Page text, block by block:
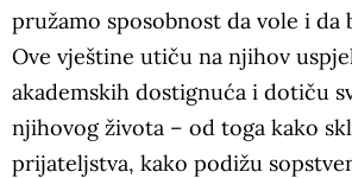
pružamo sposobnost da vole i da
Ove vještine utiču na njihov
akademskih dostignuća i dotiču
njihovog života – od toga kako
prijateljstva, kako podižu